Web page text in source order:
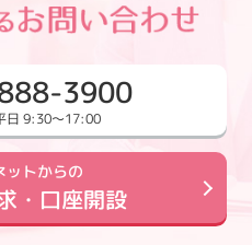
3900
日 9:30～17:00
ットからの
・口座開設